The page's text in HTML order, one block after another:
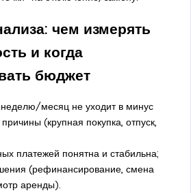
чем измерять
и когда
бюджет
неделю/месяц не уходит в минус
(крупная покупка, отпуск,
платежей понятна и стабильна;
(рефинансирование, смена
аренды).